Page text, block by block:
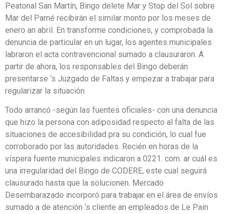
Peatonal San Martín, Bingo delete Mar y Stop del Sol sobre
Mar del Parné recibirán el similar monto por los meses de
enero an abril. En transforme condiciones, y comprobada la
denuncia de particular en un lugar, los agentes municipales
labraron el acta contravencional sumado a clausuraron. A
partir de ahora, los responsables del Bingo deberán
presentarse ‘s Juzgado de Faltas y empezar a trabajar para
regularizar la situación.
Todo arrancó -según las fuentes oficiales- con una denuncia
que hizo la persona con adiposidad respecto al falta de las
situaciones de accesibilidad pra su condición, lo cual fue
corroborado por las autoridades. Recién en horas de la
víspera fuente municipales indicaron a 0221. com. ar cuál es
una irregularidad del Bingo de CODERE, este cual seguirá
clausurado hasta que la solucionen. Mercado
Desembarazado incorporó para trabajar en el área de envíos
sumado a de atención ‘s cliente an empleados de Le Pain